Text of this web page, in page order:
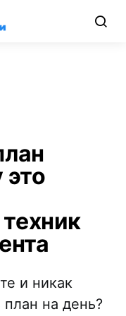
это
и никак
план на день?